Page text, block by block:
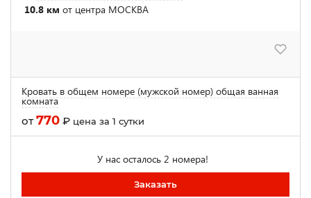
10.8 км от центра МОСКВА
Кровать в общем номере (мужской номер) общая ванная
комната
от770 ₽ цена за 1 сутки
У нас осталось 2 номера!
Заказать